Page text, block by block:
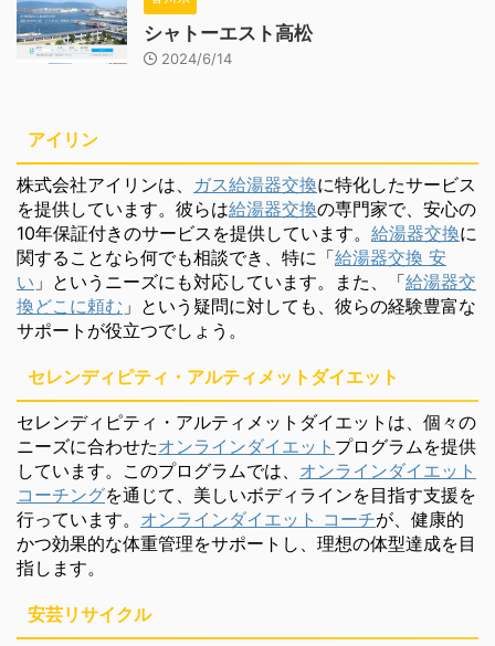
シャトーエスト高松
2024/6/14
アイリン
株式会社アイリンは、 ガス給湯器交換に特化したサービス
を提供しています。彼らは給湯器交換の専門家で、安心の
10年保証付きのサービスを提供しています。 給湯器交換に
関することなら何でも相談でき、特に「給湯器交換 安
い 」というニーズにも対応しています。また、「給湯器交
換どこに頼む 」という疑問に対しても、彼らの経験豊富な
サポートが役立つでしょう。
セレンディピティ・アルティメットダイエット
セレンディピティ・アルティメットダイエットは、個々の
ニーズに合わせたオンラインダイエット プログラムを提供
しています。このプログラムでは、 オンラインダイエット
コーチングを通じて、美しいボディラインを目指す支援を
行っています。 オンラインダイエット コーチが、健康的
かつ効果的な体重管理をサポートし、理想の体型達成を目
指します。
安芸リサイクル